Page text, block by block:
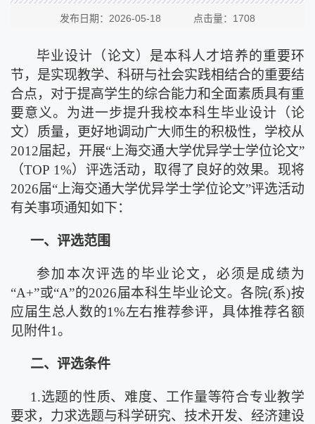
发布日期：2026-05-18 点击量： 1708
毕业设计（论文）是本科人才培养的重要环
节，是实现教学、科研与社会实践相结合的重要结
合点，对于提高学生的综合能力和全面素质具有重
要意义。为进一步提升我校本科生毕业设计（论
文）质量，更好地调动广大师生的积极性，学校从
2012届起，开展“上海交通大学优异学士学位论文”
（TOP 1%）评选活动，取得了良好的效果。现将
2026届“上海交通大学优异学士学位论文”评选活动
有关事项通知如下：
一、评选范围
参加本次评选的毕业论文，必须是成绩为
“A+”或“A”的2026届本科生毕业论文。各院(系)按
应届生总人数的1%左右推荐参评，具体推荐名额
见附件1。
二、评选条件
1.选题的性质、难度、工作量等符合专业教学
要求，力求选题与科学研究、技术开发、经济建设